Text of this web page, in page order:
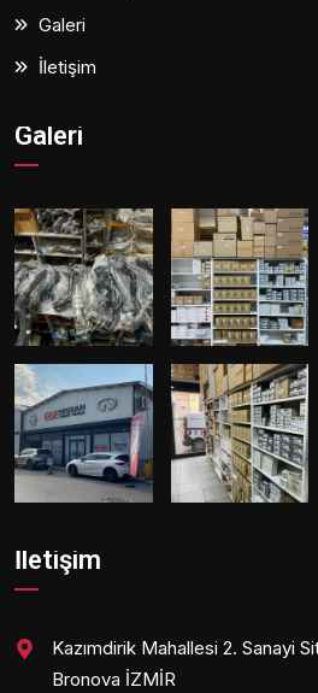
Galeri
İletişim
Galeri
İletişim
Kazımdirik Mahallesi 2. Sanayi
Bronova İZMİR